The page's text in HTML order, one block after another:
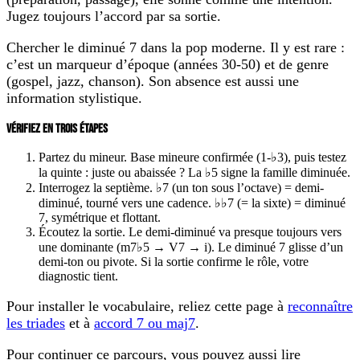
Jugez toujours l’accord par sa sortie.
Chercher le diminué 7 dans la pop moderne. Il y est rare :
c’est un marqueur d’époque (années 30-50) et de genre
(gospel, jazz, chanson). Son absence est aussi une
information stylistique.
VÉRIFIEZ EN TROIS ÉTAPES
Partez du mineur. Base mineure confirmée (1-♭3), puis testez
la quinte : juste ou abaissée ? La ♭5 signe la famille diminuée.
Interrogez la septième. ♭7 (un ton sous l’octave) = demi-
diminué, tourné vers une cadence. ♭♭7 (= la sixte) = diminué
7, symétrique et flottant.
Écoutez la sortie. Le demi-diminué va presque toujours vers
une dominante (m7♭5 → V7 → i). Le diminué 7 glisse d’un
demi-ton ou pivote. Si la sortie confirme le rôle, votre
diagnostic tient.
Pour installer le vocabulaire, reliez cette page à reconnaître
les triades et à accord 7 ou maj7.
Pour continuer ce parcours, vous pouvez aussi lire